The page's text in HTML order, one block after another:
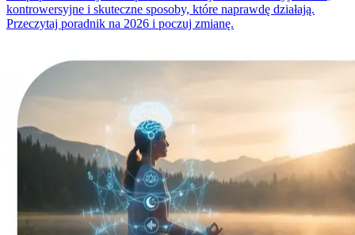
kontrowersyjne i skuteczne sposoby, które naprawdę działają.
Przeczytaj poradnik na 2026 i poczuj zmianę.